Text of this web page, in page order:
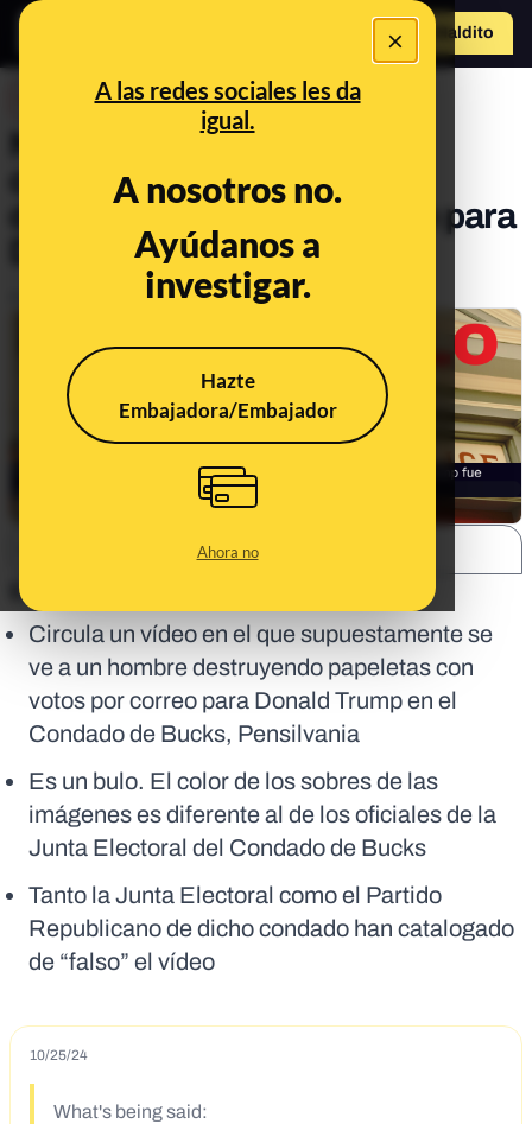
×
A las redes sociales les da
igual.
A nosotros no.
Ayúdanos a
investigar.
Hazte
Embajadora/Embajador
Ahora no
Hazte Maldito
No, este vídeo no muestra
cómo supuestamente
destruyen votos por correo para
Donald Trump
Oct 25, 2024, 2:43:45 PM
En corto:
Circula un vídeo en el que supuestamente se
ve a un hombre destruyendo papeletas con
votos por correo para Donald Trump en el
Condado de Bucks, Pensilvania
Es un bulo. El color de los sobres de las
imágenes es diferente al de los oficiales de la
Junta Electoral del Condado de Bucks
Tanto la Junta Electoral como el Partido
Republicano de dicho condado han catalogado
de “falso” el vídeo
10/25/24
What's being said: